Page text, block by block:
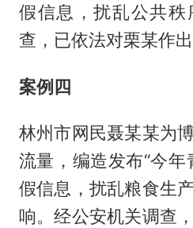
假信息，扰乱公共秩
查，已依法对栗某作出
案例四
林州市网民聂某某为
流量，编造发布“今年
假信息，扰乱粮食生
响。经公安机关调查